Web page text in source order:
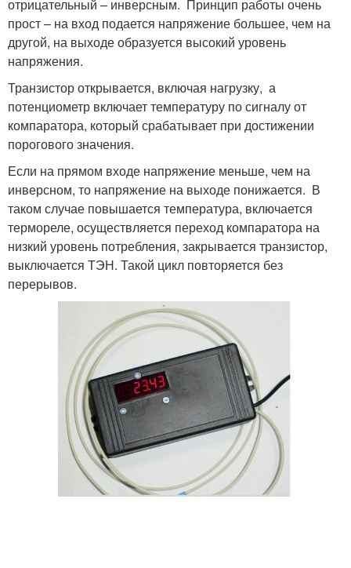
отрицательный – инверсным. Принцип работы очень
прост – на вход подается напряжение большее, чем на
другой, на выходе образуется высокий уровень
напряжения.
Транзистор открывается, включая нагрузку, а
потенциометр включает температуру по сигналу от
компаратора, который срабатывает при достижении
порогового значения.
Если на прямом входе напряжение меньше, чем на
инверсном, то напряжение на выходе понижается. В
таком случае повышается температура, включается
термореле, осуществляется переход компаратора на
низкий уровень потребления, закрывается транзистор,
выключается ТЭН. Такой цикл повторяется без
перерывов.